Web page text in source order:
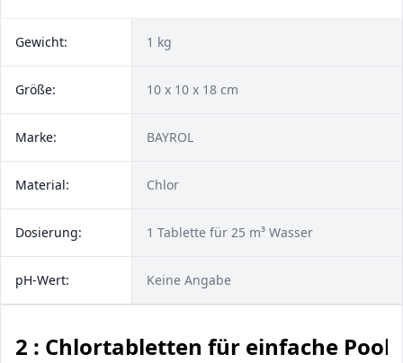
Gewicht: 1 kg
Größe: ‎10 x 10 x 18 cm
Marke: BAYROL
Material: Chlor
Dosierung: 1 Tablette für 25 m³ Wasser
pH-Wert: Keine Angabe
2 : Chlortabletten für einfache